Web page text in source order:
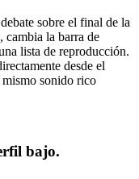
sobre el final de la
cambia la barra de
lista de reproducción.
desde el
sonido rico
bajo.